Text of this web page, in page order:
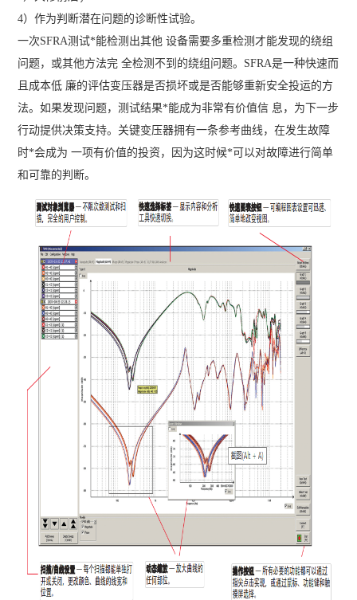
4）作为判断潜在问题的诊断性试验。
一次SFRA测试*能检测出其他 设备需要多重检测才能发现的绕组
问题，或其他方法完 全检测不到的绕组问题。SFRA是一种快速而
且成本低 廉的评估变压器是否损坏或是否能够重新安全投运的方
法。如果发现问题，测试结果*能成为非常有价值信 息，为下一步
行动提供决策支持。关键变压器拥有一条参考曲线，在发生故障
时*会成为 一项有价值的投资，因为这时候*可以对故障进行简单
和可靠的判断。